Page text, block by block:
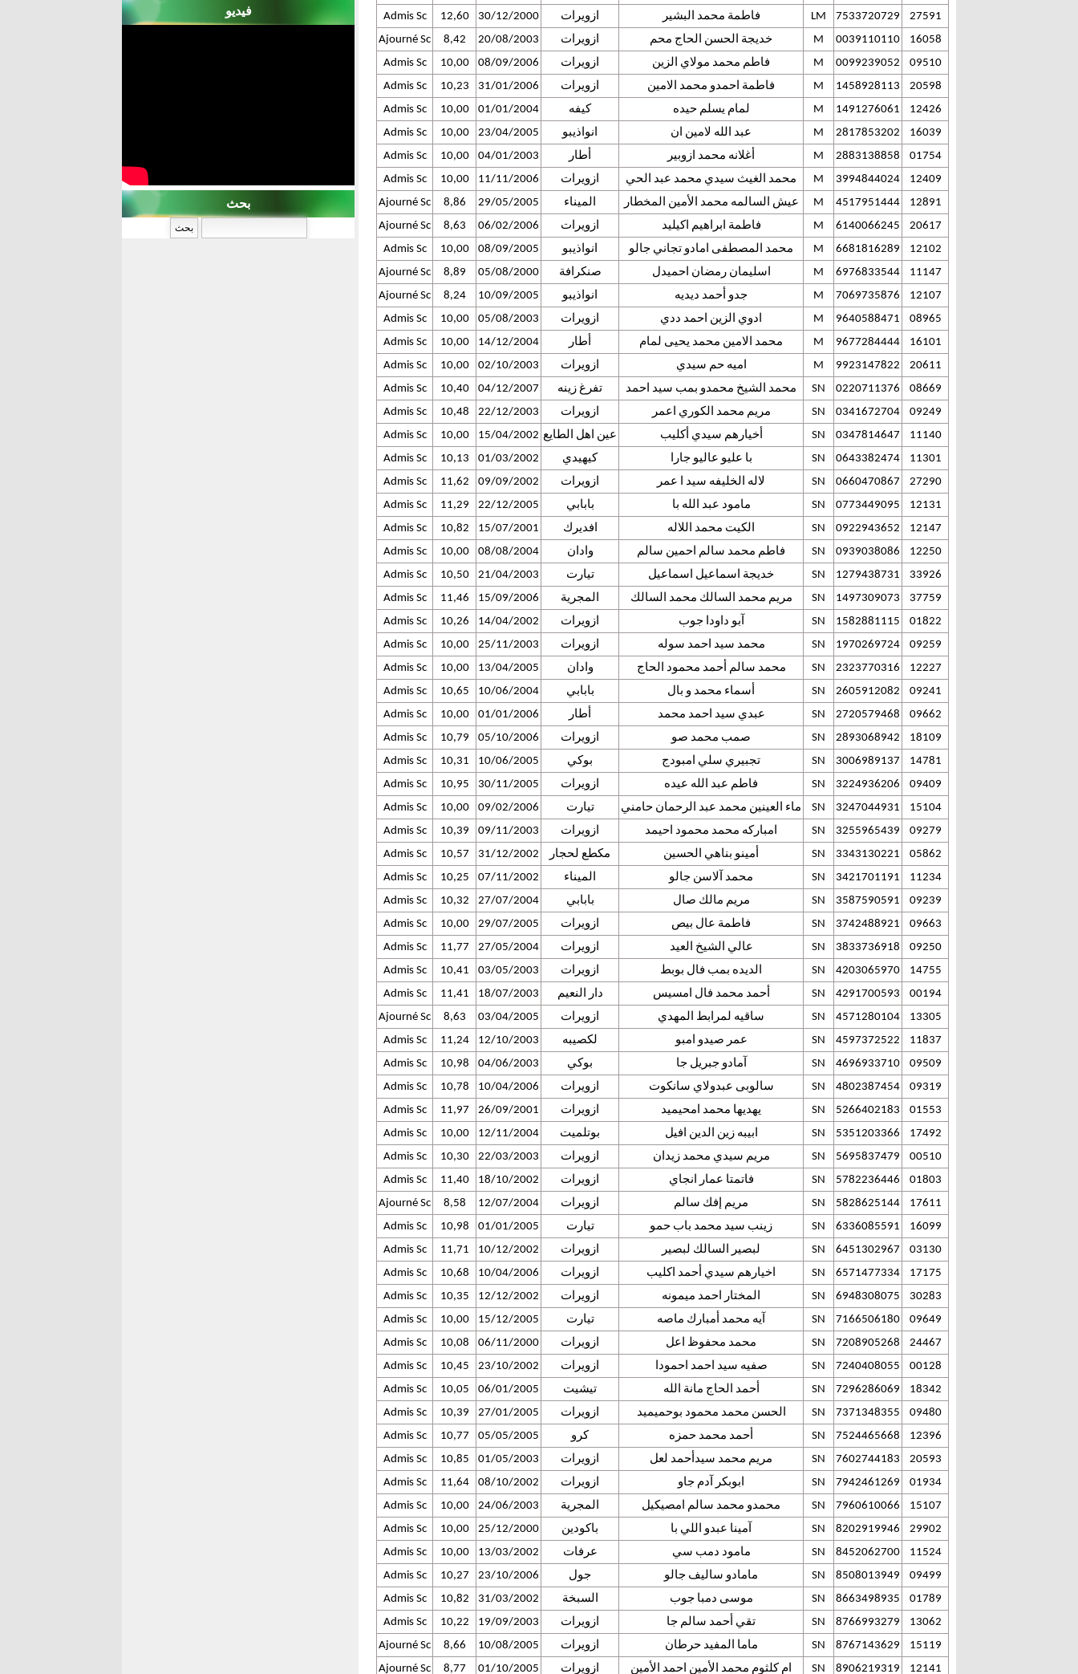
فيديو
بحث
27591
7533720729
LM فاطمة محمد البشير ازويرات 30/12/2000
12,60
Admis Sc
16058
0039110110
M خديجة الحسن الحاج محم ازويرات 20/08/2003
8,42
Ajourné Sc
09510
0099239052
M فاطم محمد مولاي الزين ازويرات 08/09/2006
10,00
Admis Sc
20598
1458928113
M فاطمة احمدو محمد الامين ازويرات 31/01/2006
10,23
Admis Sc
12426
1491276061
M لمام يسلم حيده كيفه 01/01/2004
10,00
Admis Sc
16039
2817853202
M عبد الله لامين ان انواذيبو 23/04/2005
10,00
Admis Sc
01754
2883138858
M أغلانه محمد ازوبير أطار 04/01/2003
10,00
Admis Sc
12409
3994844024
M محمد الغيث سيدي محمد عبد الحي ازويرات 11/11/2006
10,00
Admis Sc
12891
4517951444
M عيش السالمه محمد الأمين المخطار الميناء 29/05/2005
8,86
Ajourné Sc
20617
6140066245
M فاطمة ابراهيم اكيليد ازويرات 06/02/2006
8,63
Ajourné Sc
12102
6681816289
M محمد المصطفى امادو تجاني جالو انواذيبو 08/09/2005
10,00
Admis Sc
11147
6976833544
M اسليمان رمضان احميدل صنكرافة 05/08/2000
8,89
Ajourné Sc
12107
7069735876
M جدو أحمد ديديه انواذيبو 10/09/2005
8,24
Ajourné Sc
08965
9640588471
M ادوي الزين احمد ددي ازويرات 05/08/2003
10,00
Admis Sc
16101
9677284444
M محمد الامين محمد يحيى لمام أطار 14/12/2004
10,00
Admis Sc
20611
9923147822
M اميه حم سيدي ازويرات 02/10/2003
10,00
Admis Sc
08669
0220711376
SN محمد الشيخ محمدو بمب سيد احمد تفرغ زينه 04/12/2007
10,40
Admis Sc
09249
0341672704
SN مريم محمد الكوري اعمر ازويرات 22/12/2003
10,48
Admis Sc
11140
0347814647
SN أخيارهم سيدي أكليب عين اهل الطايع 15/04/2002
10,00
Admis Sc
11301
0643382474
SN با عليو عاليو جارا كيهيدي 01/03/2002
10,13
Admis Sc
27290
0660470867
SN لاله الخليفه سيد ا عمر ازويرات 09/09/2002
11,62
Admis Sc
12131
0773449095
SN مامود عبد الله با بابابي 22/12/2005
11,29
Admis Sc
12147
0922943652
SN الكيت محمد اللاله افديرك 15/07/2001
10,82
Admis Sc
12250
0939038086
SN فاطم محمد سالم احمين سالم وادان 08/08/2004
10,00
Admis Sc
33926
1279438731
SN خديجة اسماعيل اسماعيل تيارت 21/04/2003
10,50
Admis Sc
37759
1497309073
SN مريم محمد السالك محمد السالك المجرية 15/09/2006
11,46
Admis Sc
01822
1582881115
SN آبو داودا جوب ازويرات 14/04/2002
10,26
Admis Sc
09259
1970269724
SN محمد سيد احمد سوله ازويرات 25/11/2003
10,00
Admis Sc
12227
2323770316
SN محمد سالم أحمد محمود الحاج وادان 13/04/2005
10,00
Admis Sc
09241
2605912082
SN أسماء محمد و بال بابابي 10/06/2004
10,65
Admis Sc
09662
2720579468
SN عبدي سيد احمد محمد أطار 01/01/2006
10,00
Admis Sc
18109
2893068942
SN صمب محمد صو ازويرات 05/10/2006
10,79
Admis Sc
14781
3006989137
SN تجبيري سلي امبودج بوكي 10/06/2005
10,31
Admis Sc
09409
3224936206
SN فاطم عبد الله عيده ازويرات 30/11/2005
10,95
Admis Sc
15104
3247044931
SN ماء العينين محمد عبد الرحمان حامني تيارت 09/02/2006
10,00
Admis Sc
09279
3255965439
SN امباركه محمد محمود احيمد ازويرات 09/11/2003
10,39
Admis Sc
05862
3343130221
SN أمينو بناهي الحسين مكطع لحجار 31/12/2002
10,57
Admis Sc
11234
3421701191
SN محمد آلاسن جالو الميناء 07/11/2002
10,25
Admis Sc
09239
3587590591
SN مريم مالك صال بابابي 27/07/2004
10,32
Admis Sc
09663
3742488921
SN فاطمة عال بيص ازويرات 29/07/2005
10,00
Admis Sc
09250
3833736918
SN عالي الشيخ العيد ازويرات 27/05/2004
11,77
Admis Sc
14755
4203065970
SN الديده بمب فال بوبط ازويرات 03/05/2003
10,41
Admis Sc
00194
4291700593
SN أحمد محمد فال امسيس دار النعيم 18/07/2003
11,41
Admis Sc
13305
4571280104
SN ساقيه لمرابط المهدي ازويرات 03/04/2005
8,63
Ajourné Sc
11837
4597372522
SN عمر صيدو امبو لكصيبه 12/10/2003
11,24
Admis Sc
09509
4696933710
SN آمادو جبريل جا بوكي 04/06/2003
10,98
Admis Sc
09319
4802387454
SN سالوبى عبدولاي سانكوت ازويرات 10/04/2006
10,78
Admis Sc
01553
5266402183
SN يهديها محمد امحيميد ازويرات 26/09/2001
11,97
Admis Sc
17492
5351203366
SN ابيبه زين الدين افيل بوتلميت 12/11/2004
10,00
Admis Sc
00510
5695837479
SN مريم سيدي محمد زيدان ازويرات 22/03/2003
10,30
Admis Sc
01803
5782236446
SN فاتمتا عمار انجاي ازويرات 18/10/2002
11,40
Admis Sc
17611
5828625144
SN مريم إفك سالم ازويرات 12/07/2004
8,58
Ajourné Sc
16099
6336085591
SN زينب سيد محمد باب حمو تيارت 01/01/2005
10,98
Admis Sc
03130
6451302967
SN لبصير السالك لبصير ازويرات 10/12/2002
11,71
Admis Sc
17175
6571477334
SN اخيارهم سيدي أحمد اكليب ازويرات 10/04/2006
10,68
Admis Sc
30283
6948308075
SN المختار احمد ميمونه ازويرات 12/12/2002
10,35
Admis Sc
09649
7166506180
SN آيه محمد أمبارك ماصه تيارت 15/12/2005
10,00
Admis Sc
24467
7208905268
SN محمد محفوظ اعل ازويرات 06/11/2000
10,08
Admis Sc
00128
7240408055
SN صفيه سيد احمد احمودا ازويرات 23/10/2002
10,45
Admis Sc
18342
7296286069
SN أحمد الحاج مانة الله تيشيت 06/01/2005
10,05
Admis Sc
09480
7371348355
SN الحسن محمد محمود بوحميميد ازويرات 27/01/2005
10,39
Admis Sc
12396
7524465668
SN أحمد محمد حمزه كرو 05/05/2005
10,77
Admis Sc
20593
7602744183
SN مريم محمد سيدأحمد لعل ازويرات 01/05/2003
10,85
Admis Sc
01934
7942461269
SN ابوبكر آدم جاو ازويرات 08/10/2002
11,64
Admis Sc
15107
7960610066
SN محمدو محمد سالم امصيكيل المجرية 24/06/2003
10,00
Admis Sc
29902
8202919946
SN آمينا عبدو اللي با باكودين 25/12/2000
10,00
Admis Sc
11524
8452062700
SN مامود دمب سي عرفات 13/03/2002
10,00
Admis Sc
09499
8508013949
SN مامادو ساليف جالو جول 23/10/2006
10,27
Admis Sc
01789
8663498935
SN موسى دمبا جوب السبخة 31/03/2002
10,82
Admis Sc
13062
8766993279
SN تقي أحمد سالم جا ازويرات 19/09/2003
10,22
Admis Sc
15119
8767143629
SN ماما المفيد حرطان ازويرات 10/08/2005
8,66
Ajourné Sc
12141
8906219319
SN ام كلثوم محمد الأمين احمد الأمين ازويرات 01/10/2005
8,77
Ajourné Sc